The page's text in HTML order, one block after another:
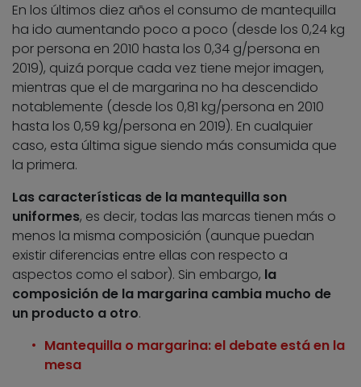
En los últimos diez años el consumo de mantequilla
ha ido aumentando poco a poco (desde los 0,24 kg
por persona en 2010 hasta los 0,34 g/persona en
2019), quizá porque cada vez tiene mejor imagen,
mientras que el de margarina no ha descendido
notablemente (desde los 0,81 kg/persona en 2010
hasta los 0,59 kg/persona en 2019). En cualquier
caso, esta última sigue siendo más consumida que
la primera.
Las características de la mantequilla son
uniformes, es decir, todas las marcas tienen más o
menos la misma composición (aunque puedan
existir diferencias entre ellas con respecto a
aspectos como el sabor). Sin embargo, la
composición de la margarina cambia mucho de
un producto a otro.
Mantequilla o margarina: el debate está en la
mesa